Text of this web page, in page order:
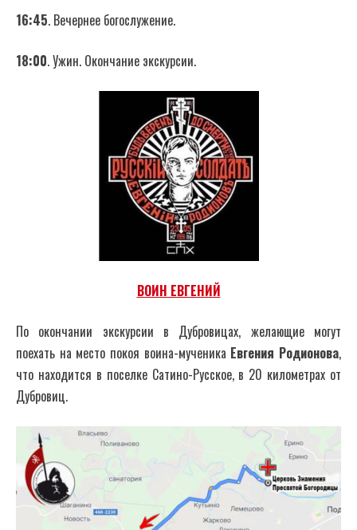
16:45. Вечернее богослужение.
18:00. Ужин. Окончание экскурсии.
ВОИН ЕВГЕНИЙ
По окончании экскурсии в Дубровицах, желающие могут
поехать на место покоя воина-мученика Евгения Родионова,
что находится в поселке Сатино-Русское, в 20 километрах от
Дубровиц.